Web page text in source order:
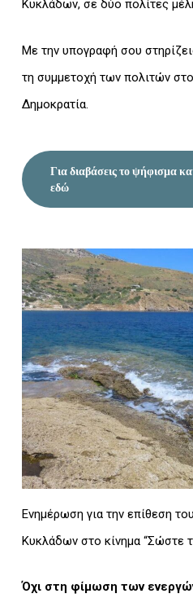
Κυκλάδων, σε δύο πολίτες
Με την υπογραφή σου
τη συμμετοχή των πολιτών
Δημοκρατία.
Για διαβάσεις το ψήφισμα
εδώ
Ενημέρωση για την επίθεση
Κυκλάδων στο κίνημα “Σώστε
Όχι στη φίμωση των